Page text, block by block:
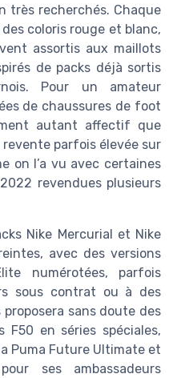
très recherchés. Chaque
coloris rouge et blanc,
assortis aux maillots
de packs déjà sortis
Pour un amateur
de chaussures de foot
autant affectif que
parfois élevée sur
on l’a vu avec certaines
revendues plusieurs
Nike Mercurial et Nike
avec des versions
numérotées, parfois
sous contrat ou à des
sans doute des
F50 en séries spéciales,
Puma Future Ultimate et
ses ambassadeurs